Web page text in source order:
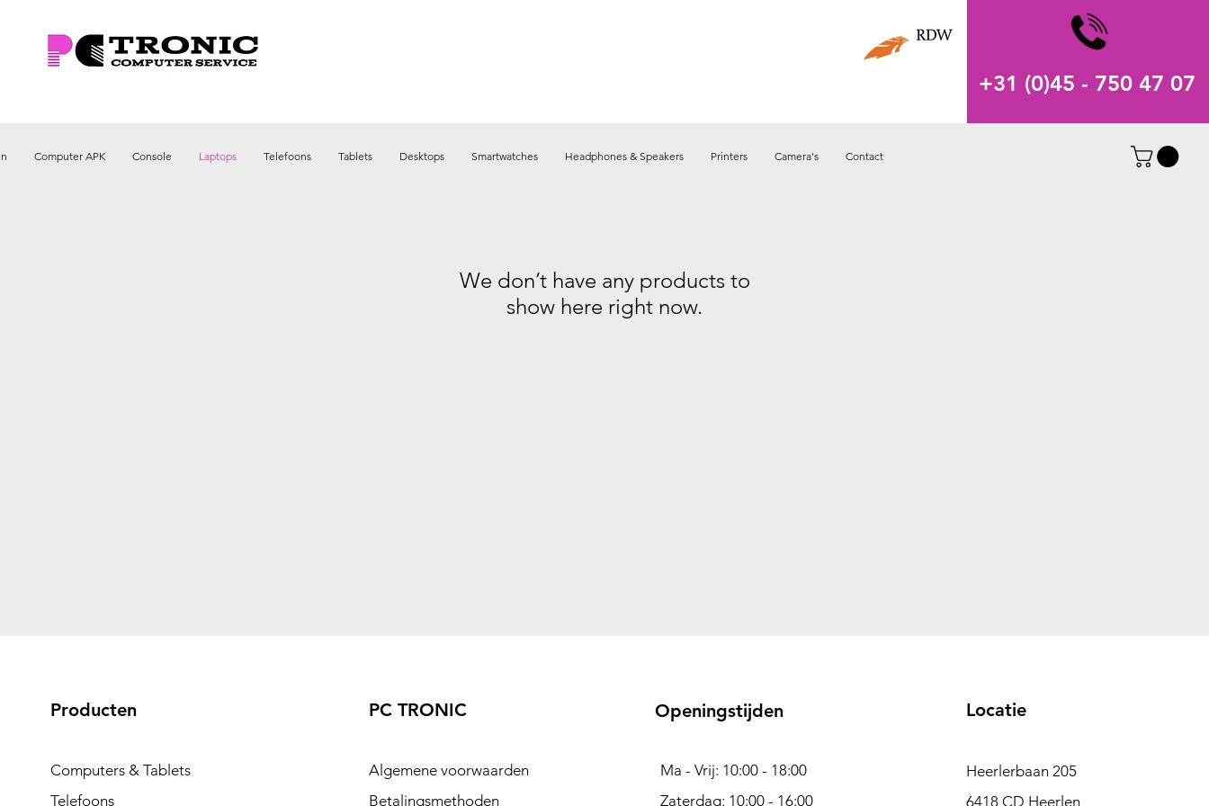
+31 (0)45 - 750 47 07
Computer APK Console Laptops Telefoons Tablets Desktops Smartwatches Headphones & Speakers Printers Camera's Contact
We don’t have any products to
show here right now.
Producten
Computers & Tablets
Telefoons
PC TRONIC
Algemene voorwaarden
Betalingsmethoden
Openingstijden
Ma - Vrij: 10:00 - 18:00
Zaterdag: 10:00 - 16:00
Locatie
Heerlerbaan 205
6418 CD Heerlen